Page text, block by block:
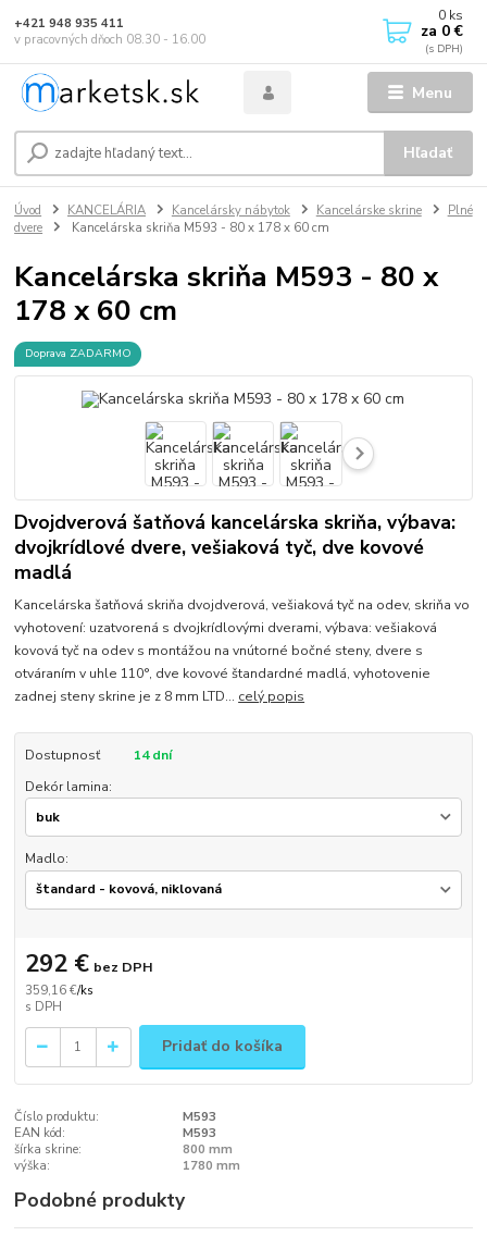
Menu
Hľadať
+421 948 935 411
v pracovných dňoch 08.30 - 16.00
0 ks
za 0 €
Úvod KANCELÁRIA Kancelársky nábytok Kancelárske skrine
Plné
dvere
Kancelárska skriňa M593 - 80 x 178 x 60 cm
Kancelárska skriňa M593 - 80 x
178 x 60 cm
Doprava ZADARMO
Dvojdverová šatňová kancelárska skriňa, výbava:
dvojkrídlové dvere, vešiaková tyč, dve kovové
madlá
Kancelárska šatňová skriňa dvojdverová, vešiaková tyč na odev, skriňa vo
vyhotovení: uzatvorená s dvojkrídlovými dverami, výbava: vešiaková
kovová tyč na odev s montážou na vnútorné bočné steny, dvere s
otváraním v uhle 110°, dve kovové štandardné madlá, vyhotovenie
zadnej steny skrine je z 8 mm LTD... celý popis
Dostupnosť
14 dní
Dekór lamina:
Madlo:
359,16 €/ks
292 € bez DPH
Pridať do košíka
Číslo produktu:
M593
EAN kód:
M593
šírka skrine:
800 mm
výška:
1780 mm
Podobné produkty